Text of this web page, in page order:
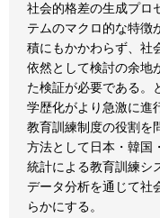
社会的格差の生成プロ
テムのマクロ的な特徴
積にもかかわらず、社
依然として検討の余地
た検証が必要である。
学歴化がより急激に進
教育訓練制度の役割を
方法として日本・韓国
統計による教育訓練シ
データ分析を通じて社
らかにする。